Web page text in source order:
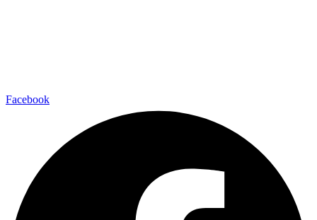
Facebook